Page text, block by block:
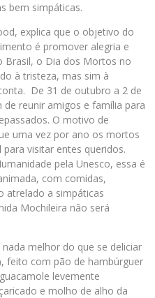
bem simpáticas.
, explica que o objetivo do
é promover alegria e
Brasil, o Dia dos Mortos no
à tristeza, mas sim à
De 31 de outubro a 2 de
de reunir amigos e família para
O motivo de
uma vez por ano os mortos
para visitar entes queridos.
pela Unesco, essa é
com comidas,
atrelado a simpáticas
Mochileira não será
nada melhor do que se deliciar
feito com pão de hambúrguer
levemente
e molho de alho da